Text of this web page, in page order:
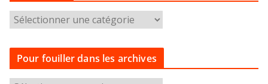
a
t
g
Pour fouiller dans les archives